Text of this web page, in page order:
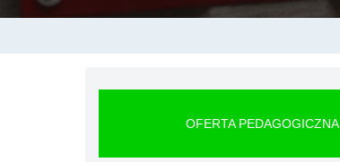
OFERTA PEDAGOGICZNA